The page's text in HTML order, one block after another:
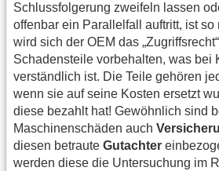
Schlussfolgerung zweifeln lassen
offenbar ein Parallelfall auftritt, ist so
wird sich der OEM das
Schadensteile vorbehalten, was bei
verständlich ist. Die Teile gehören
wenn sie auf seine Kosten ersetzt
diese bezahlt hat! Gewöhnlich sind
Maschinenschäden auch
diesen betraute Gutachter
werden diese die Untersuchung im